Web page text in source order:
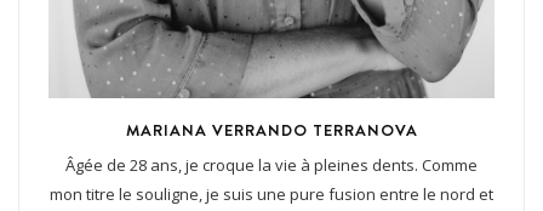
MARIANA VERRANDO TERRANOVA
Âgée de 28 ans, je croque la vie à pleines dents. Comme
mon titre le souligne, je suis une pure fusion entre le nord et